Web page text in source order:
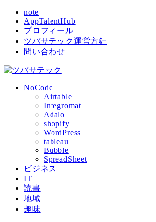
note
AppTalentHub
プロフィール
ツバサテック運営方針
問い合わせ
NoCode
Airtable
Integromat
Adalo
shopify
WordPress
tableau
Bubble
SpreadSheet
ビジネス
IT
読書
地域
趣味